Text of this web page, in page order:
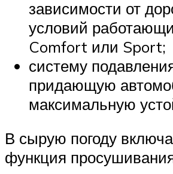
зависимости от
условий
Comfort или Sport;
систему
придающую
максимальную
В сырую погоду
функция